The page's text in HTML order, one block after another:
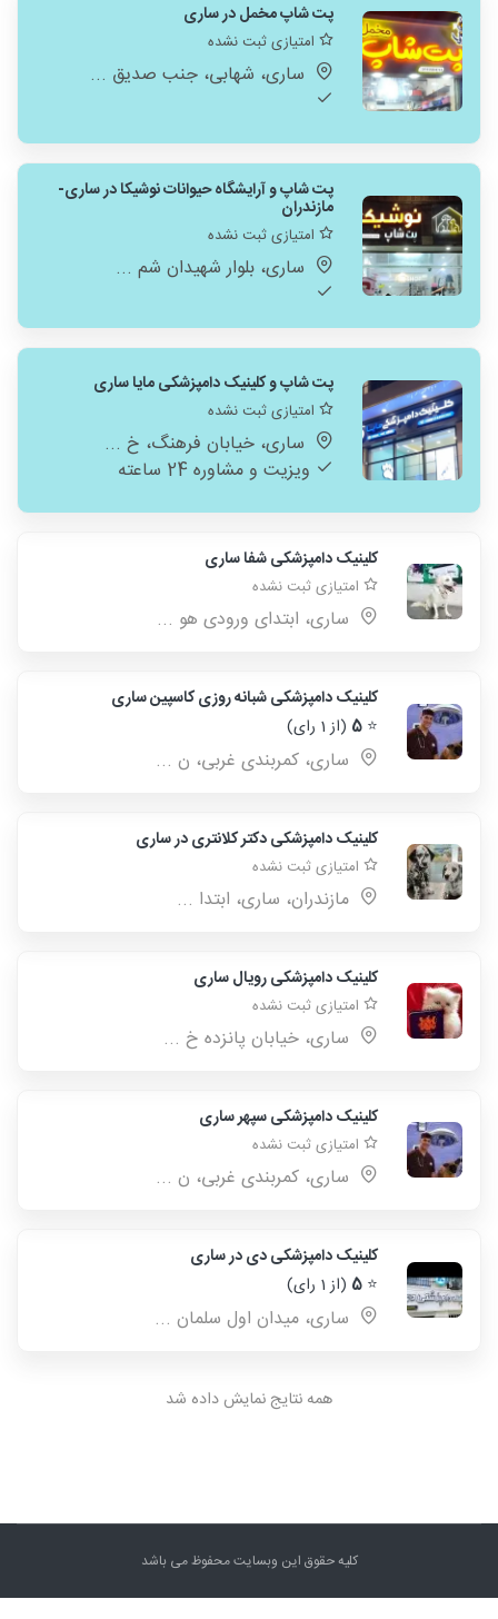
پت شاپ مخمل در ساری
امتیازی ثبت نشده
ساری، شهابی، جنب صدیق ...
پت شاپ و آرایشگاه حیوانات نوشیکا در ساری-
مازندران
امتیازی ثبت نشده
ساری، بلوار شهیدان شم ...
پت شاپ و کلینیک دامپزشکی مایا ساری
امتیازی ثبت نشده
ساری، خیابان فرهنگ، خ ...
ویزیت و مشاوره 24 ساعته
کلینیک دامپزشکی شفا ساری
امتیازی ثبت نشده
ساری، ابتدای ورودی هو ...
کلینیک دامپزشکی شبانه روزی کاسپین ساری
⭐
5 (از 1 رای)
سارى، كمربندى غربى، ن ...
کلینیک دامپزشکی دکتر کلانتری در ساری
امتیازی ثبت نشده
مازندران، ساری، ابتدا ...
کلینیک دامپزشکی رویال ساری
امتیازی ثبت نشده
ساری، خیابان پانزده خ ...
کلینیک دامپزشکی سپهر ساری
امتیازی ثبت نشده
سارى، كمربندى غربى، ن ...
کلینیک دامپزشکی دی در ساری
⭐
5 (از 1 رای)
ساری، میدان اول سلمان ...
همه نتایج نمایش داده شد
کلیه حقوق این وبسایت محفوظ می باشد